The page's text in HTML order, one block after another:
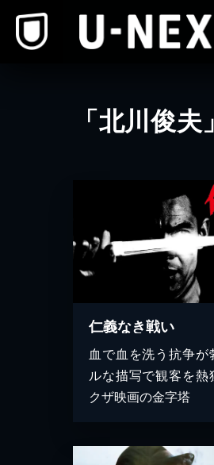
「北川俊
仁義なき戦い
血で血を洗う抗争が
ルな描写で観客を熱
クザ映画の金字塔